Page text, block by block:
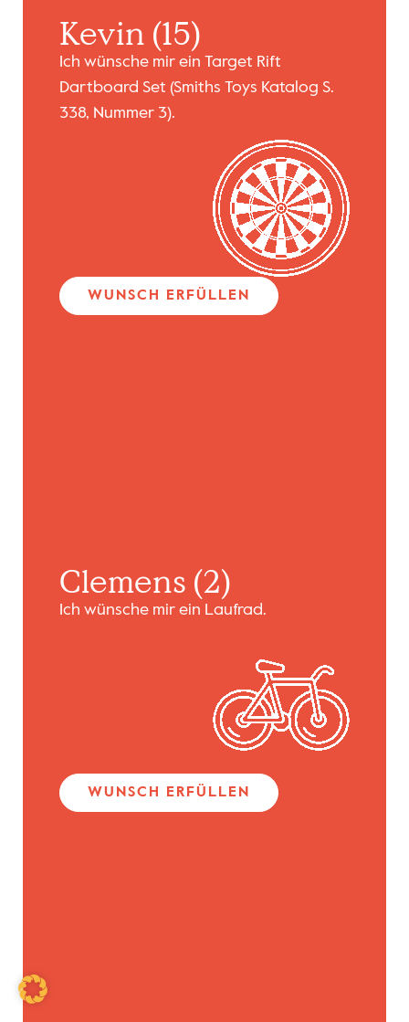
Kevin (15)
Ich wünsche mir ein Target Rift
Dartboard Set (Smiths Toys Katalog S.
338, Nummer 3).
WUNSCH ERFÜLLEN
Clemens (2)
Ich wünsche mir ein Laufrad.
WUNSCH ERFÜLLEN